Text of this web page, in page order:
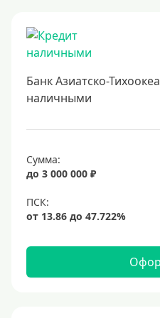
Заявка во все банки
Способы выдачи
Не выходя из дома
Онлайн на карту
Валюта
Банк Азиатско-
наличными
Сумма:
до 3 000 000 ₽